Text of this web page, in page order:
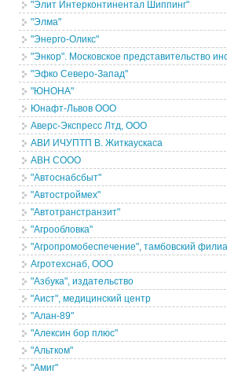
"Элит Интерконтинентал Шиппинг"
"Элма"
"Энерго-Оликс"
"Энкор". Московское представительство
"Эфко Северо-Запад"
"ЮНОНА"
Юнафт-Львов ООО
Аверс-Экспресс Лтд, ООО
АВИ ИЧУПТП В. Житкаускаса
АВН СООО
"Автоснабсбыт"
"Автостроймех"
"Автотранстранзит"
"Агрообловка"
"Агропромобеспечение", тамбовский
Агротехснаб, ООО
"Азбука", издательство
"Аист", медицинский центр
"Алан-89"
"Алексин бор плюс"
"Альтком"
"Амиг"